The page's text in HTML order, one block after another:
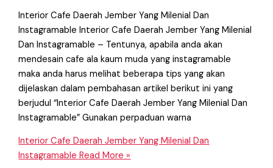
Interior Cafe Daerah Jember Yang Milenial Dan
Instagramable Interior Cafe Daerah Jember Yang Milenial
Dan Instagramable – Tentunya, apabila anda akan
mendesain cafe ala kaum muda yang instagramable
maka anda harus melihat beberapa tips yang akan
dijelaskan dalam pembahasan artikel berikut ini yang
berjudul “Interior Cafe Daerah Jember Yang Milenial Dan
Instagramable” Gunakan perpaduan warna
Interior Cafe Daerah Jember Yang Milenial Dan
Instagramable Read More »